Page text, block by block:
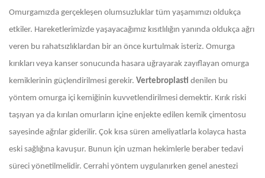
Omurgamızda gerçekleşen olumsuzluklar tüm yaşamımızı oldukça
etkiler. Hareketlerimizde yaşayacağımız kısıtlılığın yanında oldukça ağrı
veren bu rahatsızlıklardan bir an önce kurtulmak isteriz. Omurga
kırıkları veya kanser sonucunda hasara uğrayarak zayıflayan omurga
kemiklerinin güçlendirilmesi gerekir. Vertebroplasti denilen bu
yöntem omurga içi kemiğinin kuvvetlendirilmesi demektir. Kırık riski
taşıyan ya da kırılan omurların içine enjekte edilen kemik çimentosu
sayesinde ağrılar giderilir. Çok kısa süren ameliyatlarla kolayca hasta
eski sağlığına kavuşur. Bunun için uzman hekimlerle beraber tedavi
süreci yönetilmelidir. Cerrahi yöntem uygulanırken genel anestezi